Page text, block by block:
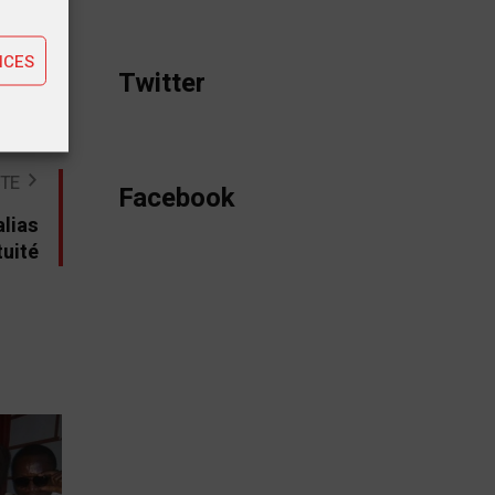
Twitter
Facebook